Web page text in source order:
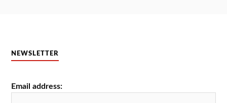
NEWSLETTER
Email address: